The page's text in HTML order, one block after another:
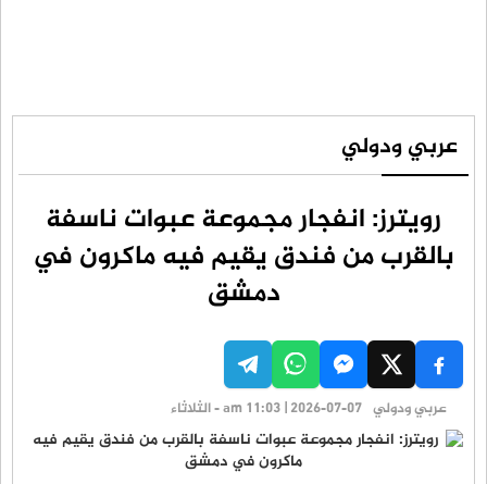
عربي ودولي
رويترز: انفجار مجموعة عبوات ناسفة
بالقرب من فندق يقيم فيه ماكرون في
دمشق
عربي ودولي am 11:03 | 2026-07-07 - الثلاثاء